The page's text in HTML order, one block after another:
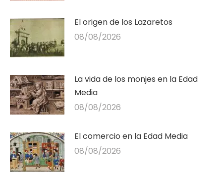
El origen de los Lazaretos
08/08/2026
La vida de los monjes en la Edad
Media
08/08/2026
El comercio en la Edad Media
08/08/2026